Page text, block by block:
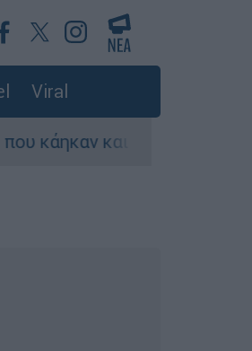
Viral
η επόμενη μέρα του